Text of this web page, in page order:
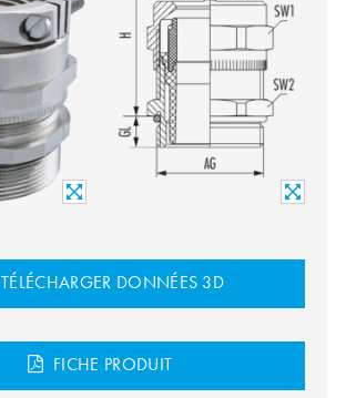
TÉLÉCHARGER DONNÉES 3D
FICHE PRODUIT